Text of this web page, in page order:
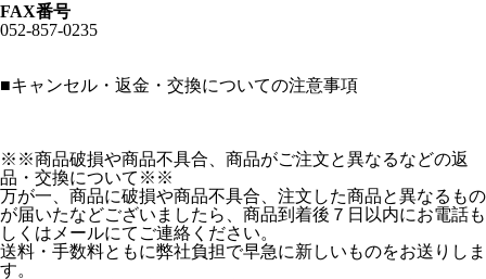
FAX番号
052-857-0235
■キャンセル・返金・交換についての注意事項
※※商品破損や商品不具合、商品がご注文と異なるなどの返
品・交換について※※
万が一、商品に破損や商品不具合、注文した商品と異なるもの
が届いたなどございましたら、商品到着後７日以内にお電話も
しくはメールにてご連絡ください。
送料・手数料ともに弊社負担で早急に新しいものをお送りしま
す。